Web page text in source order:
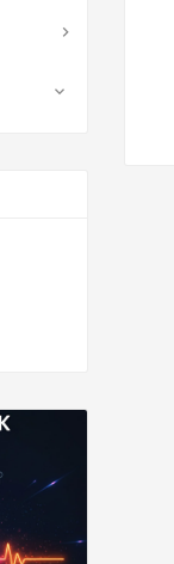

